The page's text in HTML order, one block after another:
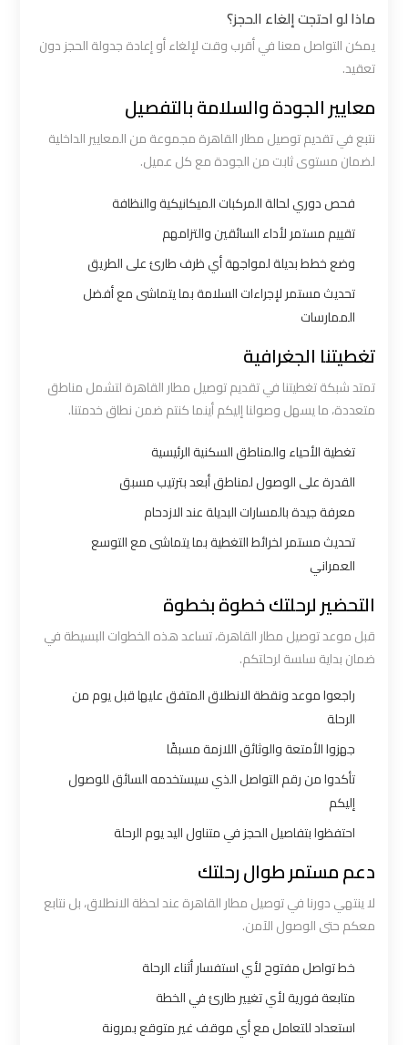
ماذا لو احتجت إلغاء الحجز؟
يمكن التواصل معنا في أقرب وقت لإلغاء أو إعادة جدولة الحجز دون
تعقيد.
معايير الجودة والسلامة بالتفصيل
نتبع في تقديم توصيل مطار القاهرة مجموعة من المعايير الداخلية
لضمان مستوى ثابت من الجودة مع كل عميل.
فحص دوري لحالة المركبات الميكانيكية والنظافة
تقييم مستمر لأداء السائقين والتزامهم
وضع خطط بديلة لمواجهة أي ظرف طارئ على الطريق
تحديث مستمر لإجراءات السلامة بما يتماشى مع أفضل
الممارسات
تغطيتنا الجغرافية
تمتد شبكة تغطيتنا في تقديم توصيل مطار القاهرة لتشمل مناطق
متعددة، ما يسهل وصولنا إليكم أينما كنتم ضمن نطاق خدمتنا.
تغطية الأحياء والمناطق السكنية الرئيسية
القدرة على الوصول لمناطق أبعد بترتيب مسبق
معرفة جيدة بالمسارات البديلة عند الازدحام
تحديث مستمر لخرائط التغطية بما يتماشى مع التوسع
العمراني
التحضير لرحلتك خطوة بخطوة
قبل موعد توصيل مطار القاهرة، تساعد هذه الخطوات البسيطة في
ضمان بداية سلسة لرحلتكم.
راجعوا موعد ونقطة الانطلاق المتفق عليها قبل يوم من
الرحلة
جهزوا الأمتعة والوثائق اللازمة مسبقًا
تأكدوا من رقم التواصل الذي سيستخدمه السائق للوصول
إليكم
احتفظوا بتفاصيل الحجز في متناول اليد يوم الرحلة
دعم مستمر طوال رحلتك
لا ينتهي دورنا في توصيل مطار القاهرة عند لحظة الانطلاق، بل نتابع
معكم حتى الوصول الآمن.
خط تواصل مفتوح لأي استفسار أثناء الرحلة
متابعة فورية لأي تغيير طارئ في الخطة
استعداد للتعامل مع أي موقف غير متوقع بمرونة
ليموزين
السخنة
ليموزين
القاهرة
اسكندرية
ليموزين
توصيل
المطار
القاهرة
أسعار
القاهرة
اسكندرية